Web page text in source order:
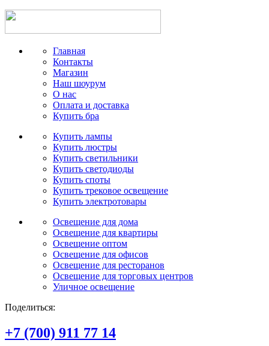
Главная
Контакты
Магазин
Наш шоурум
О нас
Оплата и доставка
Купить бра
Купить лампы
Купить люстры
Купить светильники
Купить светодиоды
Купить споты
Купить трековое освещение
Купить электротовары
Освещение для дома
Освещение для квартиры
Освещение оптом
Освещение для офисов
Освещение для ресторанов
Освещение для торговых центров
Уличное освещение
Поделиться:
+7 (700) 911 77 14